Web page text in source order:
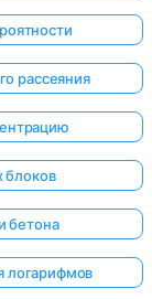
рассеяния
блоков
бетона
логарифмов